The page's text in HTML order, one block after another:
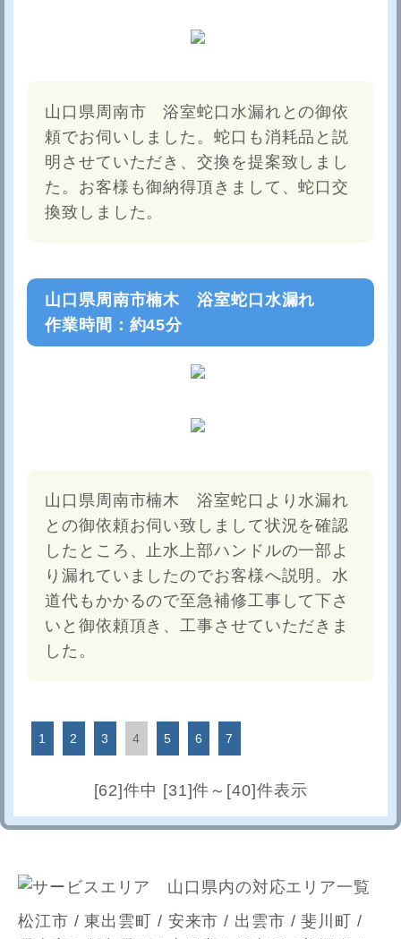
山口県周南市 浴室蛇口水漏れとの御依
頼でお伺いしました。蛇口も消耗品と説
明させていただき、交換を提案致しまし
た。お客様も御納得頂きまして、蛇口交
換致しました。
山口県周南市楠木 浴室蛇口水漏れ
作業時間：約45分
山口県周南市楠木 浴室蛇口より水漏れ
との御依頼お伺い致しまして状況を確認
したところ、止水上部ハンドルの一部よ
り漏れていましたのでお客様へ説明。水
道代もかかるので至急補修工事して下さ
いと御依頼頂き、工事させていただきま
した。
1 2 3 4 5 6 7
[62]件中 [31]件～[40]件表示
松江市 / 東出雲町 / 安来市 / 出雲市 / 斐川町 /